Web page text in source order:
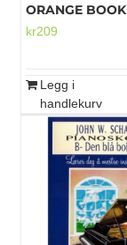
ORANGE BOOK
kr209
Legg i
handlekurv